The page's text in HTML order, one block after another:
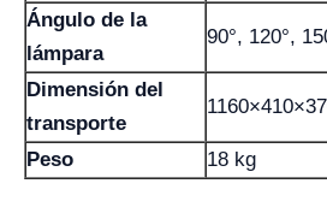
Ángulo de la
lámpara
90°, 120°,
Dimensión del
transporte
Peso 18 kg